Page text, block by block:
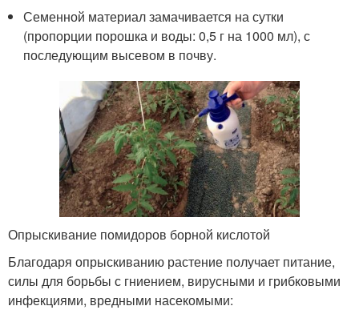
Семенной материал замачивается на сутки
(пропорции порошка и воды: 0,5 г на 1000 мл), с
последующим высевом в почву.
Опрыскивание помидоров борной кислотой
Благодаря опрыскиванию растение получает питание,
силы для борьбы с гниением, вирусными и грибковыми
инфекциями, вредными насекомыми: